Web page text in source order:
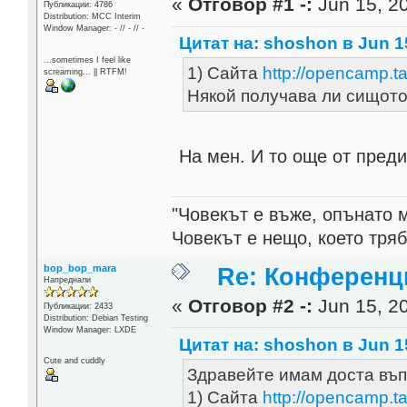
Публикации: 4786
Distribution: MCC Interim
Window Manager: - // - // -
...sometimes I feel like
screaming... || RTFM!
« Отговор #1 -: Jun 15,
Цитат на: shoshon в Jun
1) Сайта http://
Някой получава ли
На мен. И то още от
"Човекът е въже, опънато
Човекът е нещо, което
bop_bop_mara
Напреднали
Публикации: 2433
Distribution: Debian Testing
Window Manager: LXDE
Cute and cuddly
Re:
« Отговор #2 -: Jun 15,
Цитат на: shoshon в Jun
Здравейте имам доста
1) Сайта http://